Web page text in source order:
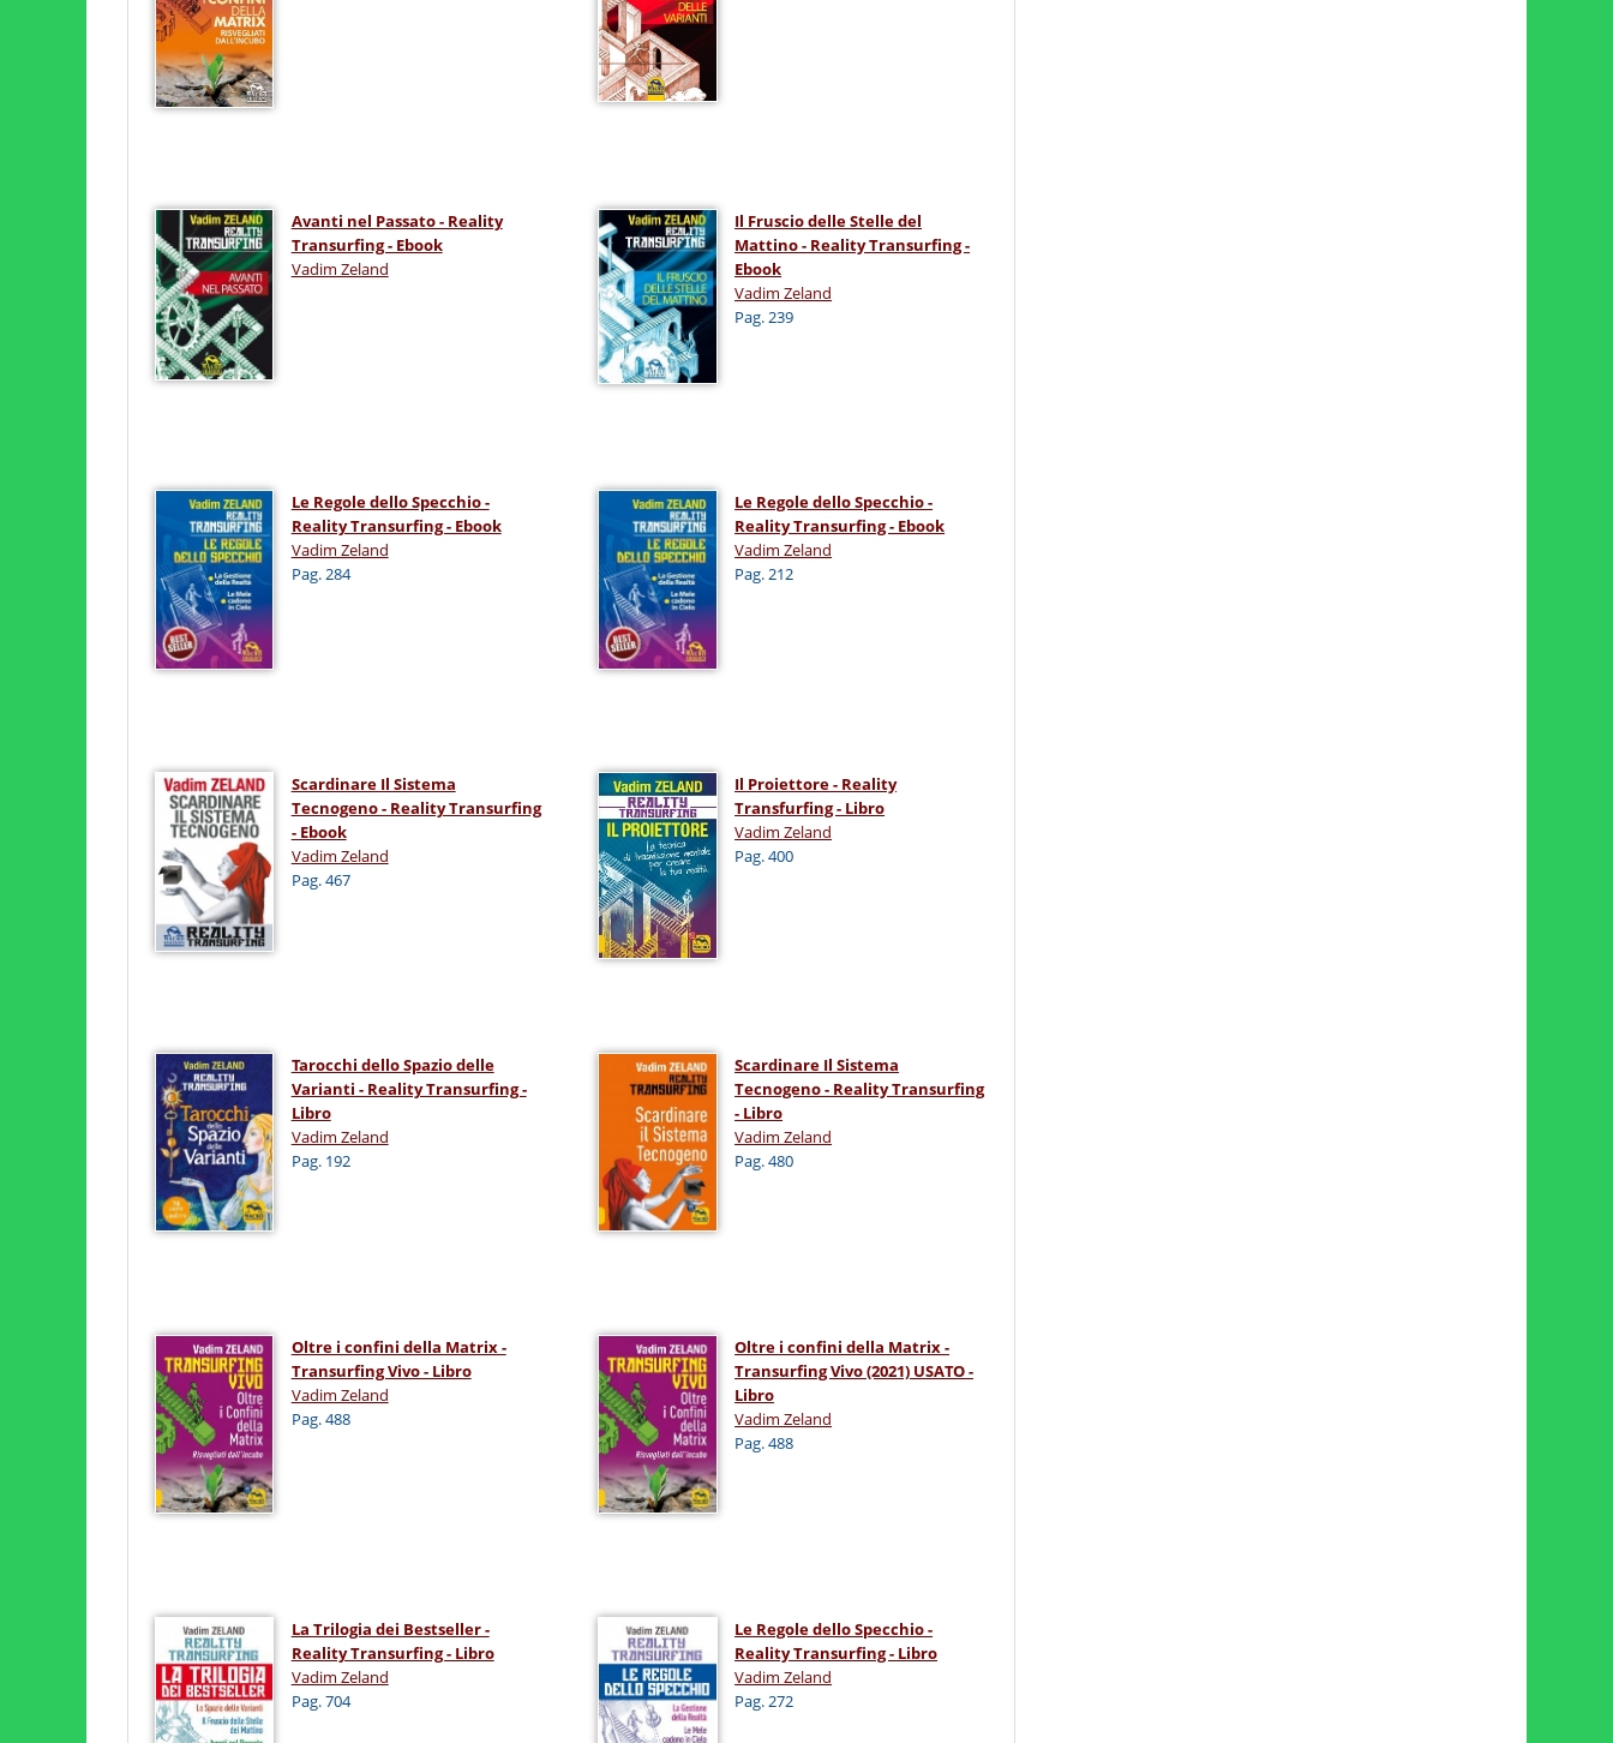
Avanti nel Passato - Reality
Transurfing - Ebook
Vadim Zeland
Il Fruscio delle Stelle del
Mattino - Reality Transurfing -
Ebook
Vadim Zeland
Pag. 239
Le Regole dello Specchio -
Reality Transurfing - Ebook
Vadim Zeland
Pag. 284
Le Regole dello Specchio -
Reality Transurfing - Ebook
Vadim Zeland
Pag. 212
Scardinare Il Sistema
Tecnogeno - Reality Transurfing
- Ebook
Vadim Zeland
Pag. 467
Il Proiettore - Reality
Transfurfing - Libro
Vadim Zeland
Pag. 400
Tarocchi dello Spazio delle
Varianti - Reality Transurfing -
Libro
Vadim Zeland
Pag. 192
Scardinare Il Sistema
Tecnogeno - Reality Transurfing
- Libro
Vadim Zeland
Pag. 480
Oltre i confini della Matrix -
Transurfing Vivo - Libro
Vadim Zeland
Pag. 488
Oltre i confini della Matrix -
Transurfing Vivo (2021) USATO -
Libro
Vadim Zeland
Pag. 488
La Trilogia dei Bestseller -
Reality Transurfing - Libro
Vadim Zeland
Pag. 704
Le Regole dello Specchio -
Reality Transurfing - Libro
Vadim Zeland
Pag. 272